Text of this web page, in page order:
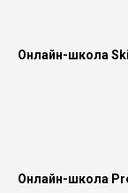
Онлайн-школа
Онлайн-школа